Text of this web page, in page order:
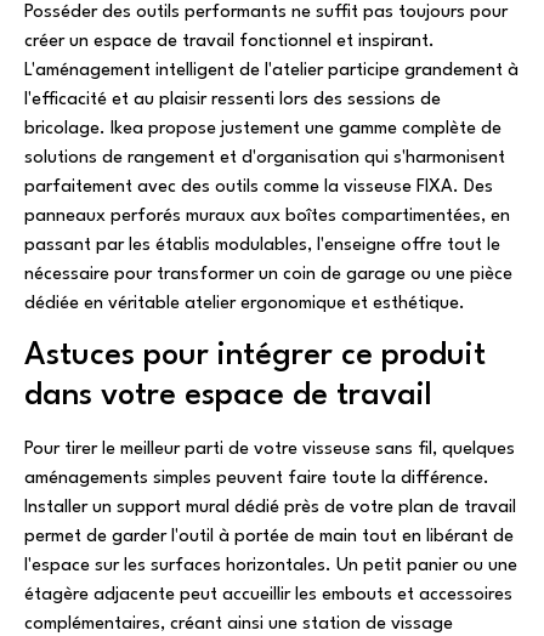
Posséder des outils performants ne suffit pas toujours pour
créer un espace de travail fonctionnel et inspirant.
L'aménagement intelligent de l'atelier participe grandement à
l'efficacité et au plaisir ressenti lors des sessions de
bricolage. Ikea propose justement une gamme complète de
solutions de rangement et d'organisation qui s'harmonisent
parfaitement avec des outils comme la visseuse FIXA. Des
panneaux perforés muraux aux boîtes compartimentées, en
passant par les établis modulables, l'enseigne offre tout le
nécessaire pour transformer un coin de garage ou une pièce
dédiée en véritable atelier ergonomique et esthétique.
Astuces pour intégrer ce produit
dans votre espace de travail
Pour tirer le meilleur parti de votre visseuse sans fil, quelques
aménagements simples peuvent faire toute la différence.
Installer un support mural dédié près de votre plan de travail
permet de garder l'outil à portée de main tout en libérant de
l'espace sur les surfaces horizontales. Un petit panier ou une
étagère adjacente peut accueillir les embouts et accessoires
complémentaires, créant ainsi une station de vissage